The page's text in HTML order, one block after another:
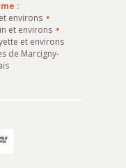
:
environs
et environs
et environs
de Marcigny-